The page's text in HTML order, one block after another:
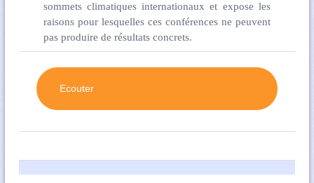
sommets climatiques internationaux et expose les
raisons pour lesquelles ces conférences ne peuvent
pas produire de résultats concrets.
Ecouter